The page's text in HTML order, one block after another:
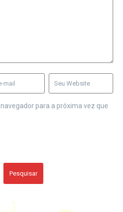
para a próxima vez que
Pesquisar